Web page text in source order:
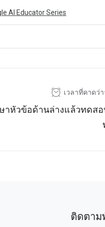
AI Educator Series
เวลาที่คาดว่
าหัวข้อด้านล่างแล้วทดสอ
ติดตาม